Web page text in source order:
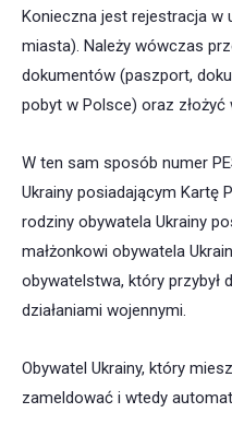
Konieczna jest rejestracja w
miasta). Należy wówczas
dokumentów (paszport,
pobyt w Polsce) oraz złożyć
W ten sam sposób numer
Ukrainy posiadającym Kartę
rodziny obywatela Ukrainy
małżonkowi obywatela
obywatelstwa, który przybył
działaniami wojennymi.
Obywatel Ukrainy, który
zameldować i wtedy